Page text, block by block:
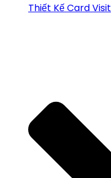
Thiết Kế Card Visit